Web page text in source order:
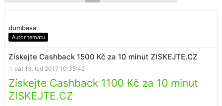
dumbasa
Autor tematu
Získejte Cashback 1500 Kč za 10 minut ZISKEJTE.CZ
pát 13. led 2017 10:35:42
Získejte Cashback 1100 Kč za 10 minut
ZISKEJTE.CZ